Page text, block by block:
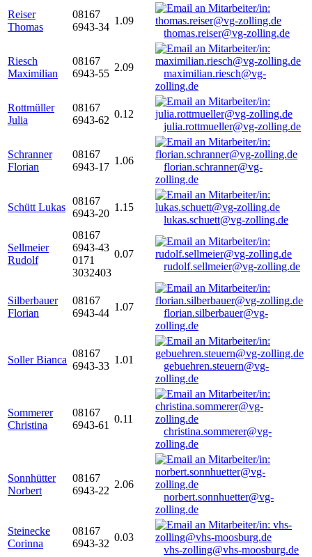
Reiser
Thomas
08167
6943-34
1.09
thomas.reiser@vg-zolling.de
Riesch
Maximilian
08167
6943-55
2.09
maximilian.riesch@vg-
zolling.de
Rottmüller
Julia
08167
6943-62
0.12
julia.rottmueller@vg-zolling.de
Schranner
Florian
08167
6943-17
1.06
florian.schranner@vg-
zolling.de
Schütt Lukas
08167
6943-20
1.15
lukas.schuett@vg-zolling.de
Sellmeier
Rudolf
08167
6943-43
0171
3032403
0.07
rudolf.sellmeier@vg-zolling.de
Silberbauer
Florian
08167
6943-44
1.07
florian.silberbauer@vg-
zolling.de
Soller Bianca
08167
6943-33
1.01
gebuehren.steuern@vg-
zolling.de
Sommerer
Christina
08167
6943-61
0.11
christina.sommerer@vg-
zolling.de
Sonnhütter
Norbert
08167
6943-22
2.06
norbert.sonnhuetter@vg-
zolling.de
Steinecke
Corinna
08167
6943-32
0.03
vhs-zolling@vhs-moosburg.de